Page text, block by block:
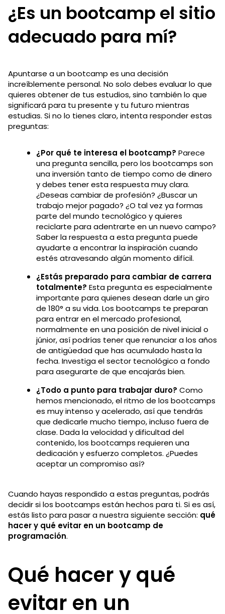
¿Es un bootcamp el sitio
adecuado para mí?
Apuntarse a un bootcamp es una decisión
increíblemente personal. No solo debes evaluar lo que
quieres obtener de tus estudios, sino también lo que
significará para tu presente y tu futuro mientras
estudias. Si no lo tienes claro, intenta responder estas
preguntas:
¿Por qué te interesa el bootcamp? Parece
una pregunta sencilla, pero los bootcamps son
una inversión tanto de tiempo como de dinero
y debes tener esta respuesta muy clara.
¿Deseas cambiar de profesión? ¿Buscar un
trabajo mejor pagado? ¿O tal vez ya formas
parte del mundo tecnológico y quieres
reciclarte para adentrarte en un nuevo campo?
Saber la respuesta a esta pregunta puede
ayudarte a encontrar la inspiración cuando
estés atravesando algún momento difícil.
¿Estás preparado para cambiar de carrera
totalmente? Esta pregunta es especialmente
importante para quienes desean darle un giro
de 180° a su vida. Los bootcamps te preparan
para entrar en el mercado profesional,
normalmente en una posición de nivel inicial o
júnior, así podrías tener que renunciar a los años
de antigüedad que has acumulado hasta la
fecha. Investiga el sector tecnológico a fondo
para asegurarte de que encajarás bien.
¿Todo a punto para trabajar duro? Como
hemos mencionado, el ritmo de los bootcamps
es muy intenso y acelerado, así que tendrás
que dedicarle mucho tiempo, incluso fuera de
clase. Dada la velocidad y dificultad del
contenido, los bootcamps requieren una
dedicación y esfuerzo completos. ¿Puedes
aceptar un compromiso así?
Cuando hayas respondido a estas preguntas, podrás
decidir si los bootcamps están hechos para ti. Si es así,
estás listo para pasar a nuestra siguiente sección: qué
hacer y qué evitar en un bootcamp de
programación.
Qué hacer y qué
evitar en un